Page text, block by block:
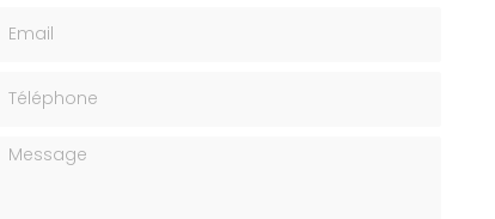
Message